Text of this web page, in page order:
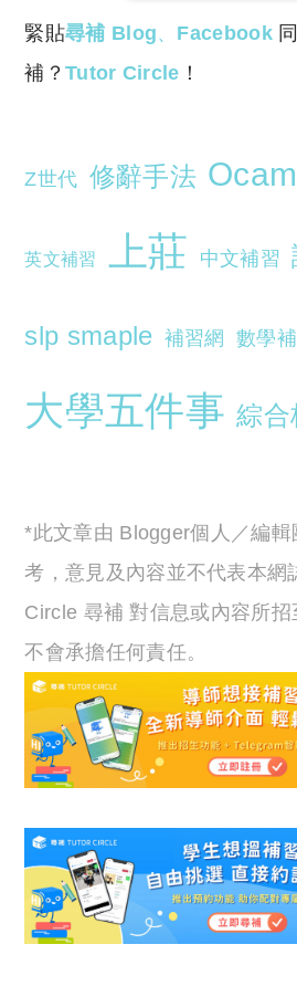
緊貼尋補 Blog、 Facebook 同
補？Tutor Circle ！
Z世代 修辭手法
英文補習 上莊 中文補習
slp smaple 補習網 數學
大學五件事 綜合
*此文章由 Blogger個人／編
考，意見及內容並不代表本網
Circle 尋補 對信息或內容所招
不會承擔任何責任。